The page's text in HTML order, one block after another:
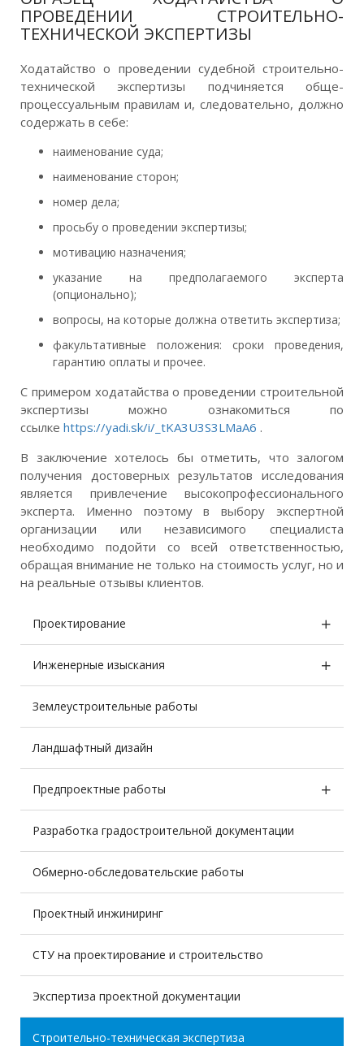
ПРОВЕДЕНИИ СТРОИТЕЛЬНО-
ТЕХНИЧЕСКОЙ ЭКСПЕРТИЗЫ
Ходатайство о проведении судебной строительно-
технической экспертизы подчиняется обще-
процессуальным правилам и, следовательно, должно
содержать в себе:
наименование суда;
наименование сторон;
номер дела;
просьбу о проведении экспертизы;
мотивацию назначения;
указание на предполагаемого эксперта
(опционально);
вопросы, на которые должна ответить экспертиза;
факультативные положения: сроки проведения,
гарантию оплаты и прочее.
С примером ходатайства о проведении строительной
экспертизы можно ознакомиться по
ссылке https://yadi.sk/i/_tKA3U3S3LMaA6 .
В заключение хотелось бы отметить, что залогом
получения достоверных результатов исследования
является привлечение высокопрофессионального
эксперта. Именно поэтому в выбору экспертной
организации или независимого специалиста
необходимо подойти со всей ответственностью,
обращая внимание не только на стоимость услуг, но и
на реальные отзывы клиентов.
Проектирование
Инженерные изыскания
Землеустроительные работы
Ландшафтный дизайн
Предпроектные работы
Разработка градостроительной документации
Обмерно-обследовательские работы
Проектный инжиниринг
СТУ на проектирование и строительство
Экспертиза проектной документации
Строительно-техническая экспертиза